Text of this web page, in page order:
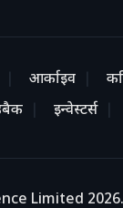
आर्काइव
इन्वेस्टर्स
Limited